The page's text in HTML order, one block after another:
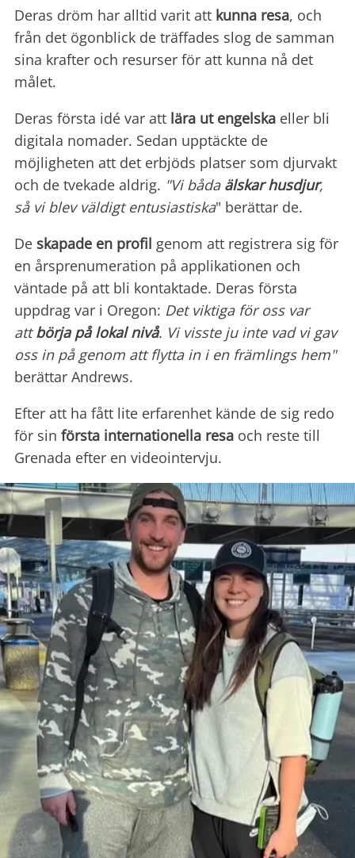
Deras dröm har alltid varit att kunna resa, och
från det ögonblick de träffades slog de samman
sina krafter och resurser för att kunna nå det
målet.
Deras första idé var att lära ut engelska eller bli
digitala nomader. Sedan upptäckte de
möjligheten att det erbjöds platser som djurvakt
och de tvekade aldrig. "Vi båda älskar husdjur,
så vi blev väldigt entusiastiska" berättar de.
De skapade en profil genom att registrera sig för
en årsprenumeration på applikationen och
väntade på att bli kontaktade. Deras första
uppdrag var i Oregon: Det viktiga för oss var
attbörja på lokal nivå. Vi visste ju inte vad vi gav
oss in på genom att flytta in i en främlings hem"
berättar Andrews.
Efter att ha fått lite erfarenhet kände de sig redo
för sin första internationella resa och reste till
Grenada efter en videointervju.